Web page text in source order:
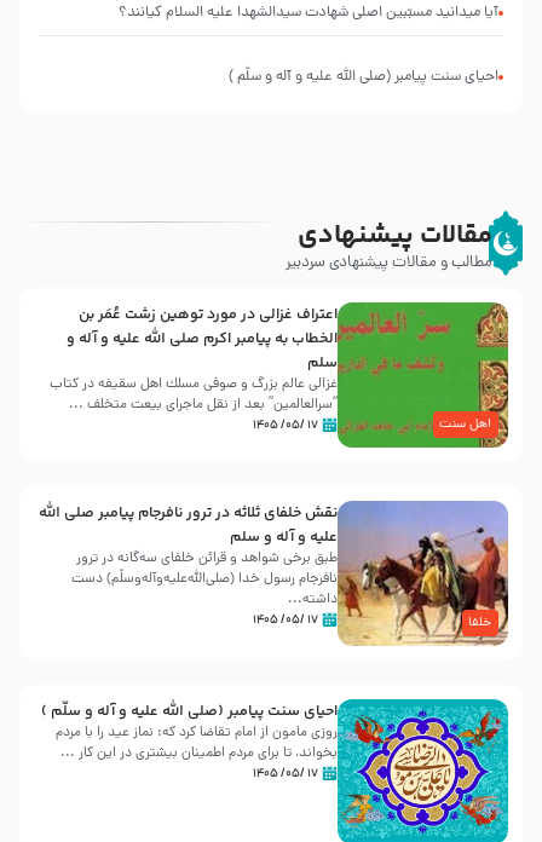
آیا میدانید مسبّبین اصلی شهادت سیدالشهدا علیه ‌السلام کیانند؟
احیای سنت پیامبر (صلی الله علیه و آله و سلّم )
مقالات پیشنهادی
مطالب و مقالات پیشنهادی سردبیر
اهل سنت
اعتراف غزالی در مورد توهین زشت عُمَر بن
الخطاب به پیامبر اکرم صلی الله علیه و آله و
سلم
غزالی عالم بزرگ و صوفی مسلك اهل سقيفه در کتاب
“سرالعالمین” بعد از نقل ماجرای بیعت متخلف ...
۱۷ /۰۵/ ۱۴۰۵
خلفا
نقش خلفای ثلاثه در ترور نافرجام پیامبر صلی الله
علیه و آله و سلم
طبق برخی شواهد و قرائن خلفای سه‌گانه در ترور
نافرجام رسول خدا (صلی‌الله‌علیه‌و‌آله‌وسلّم) دست
داشته‌...
۱۷ /۰۵/ ۱۴۰۵
احیای سنت پیامبر (صلی الله علیه و آله و سلّم )
روزی مامون از امام تقاضا کرد که: نماز عید را با مردم
بخواند، تا برای مردم اطمینان بیشتری در این کار ...
۱۷ /۰۵/ ۱۴۰۵